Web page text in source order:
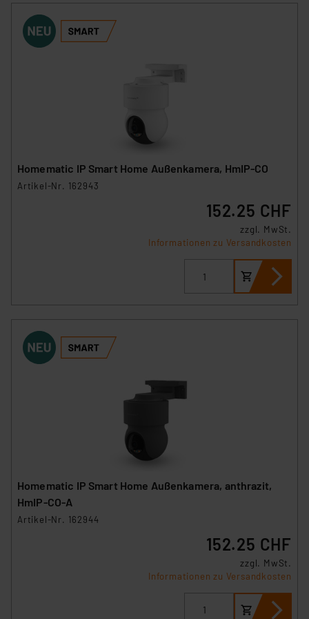
Homematic IP Smart Home Außenkamera, HmIP-CO
Artikel-Nr. 162943
152.25 CHF
zzgl. MwSt.
Informationen zu Versandkosten
Homematic IP Smart Home Außenkamera, anthrazit,
HmIP-CO-A
Artikel-Nr. 162944
152.25 CHF
zzgl. MwSt.
Informationen zu Versandkosten